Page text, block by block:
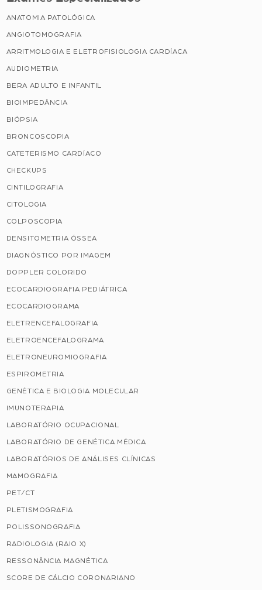
ANATOMIA PATOLÓGICA
ANGIOTOMOGRAFIA
ARRITMOLOGIA E ELETROFISIOLOGIA CARDÍACA
AUDIOMETRIA
BERA ADULTO E INFANTIL
BIOIMPEDÂNCIA
BIÓPSIA
BRONCOSCOPIA
CATETERISMO CARDÍACO
CHECKUPS
CINTILOGRAFIA
CITOLOGIA
COLPOSCOPIA
DENSITOMETRIA ÓSSEA
DIAGNÓSTICO POR IMAGEM
DOPPLER COLORIDO
ECOCARDIOGRAFIA PEDIÁTRICA
ECOCARDIOGRAMA
ELETRENCEFALOGRAFIA
ELETROENCEFALOGRAMA
ELETRONEUROMIOGRAFIA
ESPIROMETRIA
GENÉTICA E BIOLOGIA MOLECULAR
IMUNOTERAPIA
LABORATÓRIO OCUPACIONAL
LABORATÓRIO DE GENÉTICA MÉDICA
LABORATÓRIOS DE ANÁLISES CLÍNICAS
MAMOGRAFIA
PET/CT
PLETISMOGRAFIA
POLISSONOGRAFIA
RADIOLOGIA (RAIO X)
RESSONÂNCIA MAGNÉTICA
SCORE DE CÁLCIO CORONARIANO